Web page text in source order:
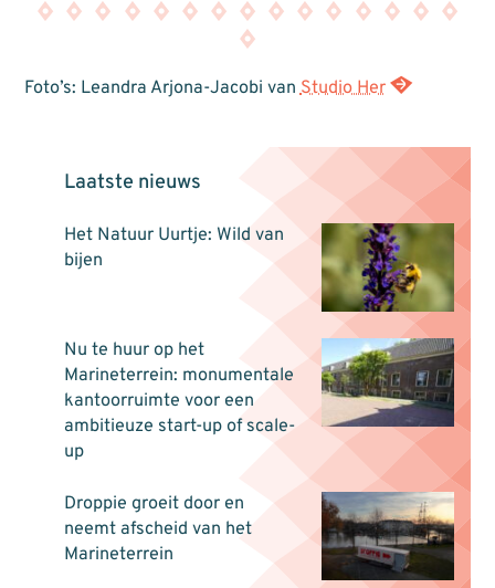
Foto’s: Leandra Arjona-Jacobi vanStudio Her
Laatste nieuws
Het Natuur Uurtje: Wild van
bijen
Nu te huur op het
Marineterrein: monumentale
kantoorruimte voor een
ambitieuze start-up of scale-
up
Droppie groeit door en
neemt afscheid van het
Marineterrein